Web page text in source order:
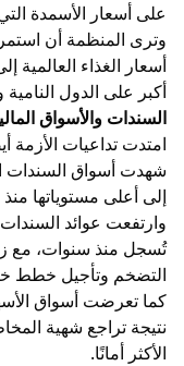
على أسعار الأسمدة
وترى المنظمة أن
أسعار الغذاء
أكبر على الدول
السندات والأسواق
امتدت تداعيات الأزمة
شهدت أسواق السندات
إلى أعلى مستوياتها
وارتفعت عوائد
تُسجل منذ سنوات، مع
التضخم وتأجيل خطط
كما تعرضت أسواق
نتيجة تراجع شهية
الأكثر أمانًا.